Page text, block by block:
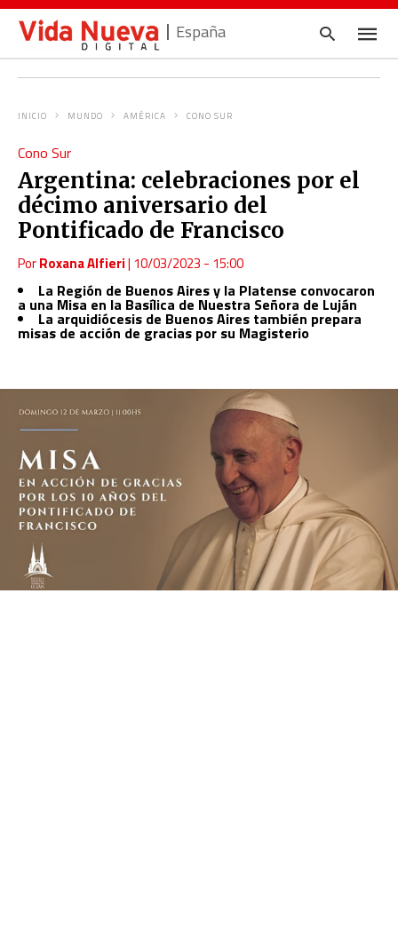
España
y
INICIO MUNDO AMÉRICA CONO SUR
Cono Sur
Argentina: celebraciones por el
décimo aniversario del
Pontificado de Francisco
PorRoxana Alfieri| 10/03/2023 - 15:00
La Región de Buenos Aires y la Platense convocaron
a una Misa en la Basílica de Nuestra Señora de Luján
La arquidiócesis de Buenos Aires también prepara
misas de acción de gracias por su Magisterio